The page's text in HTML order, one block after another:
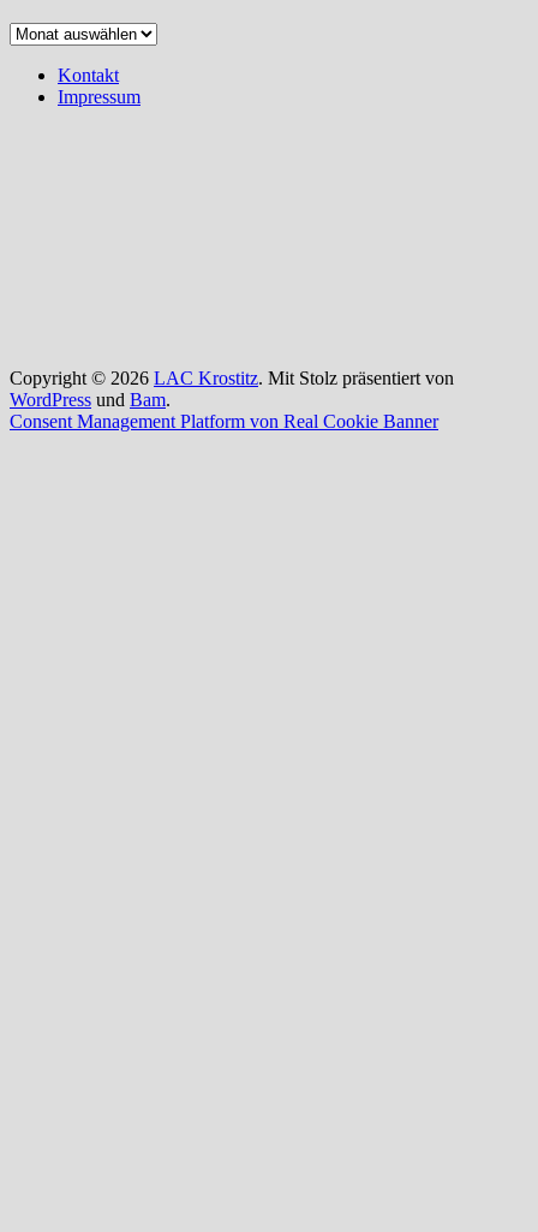
Archiv
Kontakt
Impressum
Copyright © 2026 LAC Krostitz. Mit Stolz präsentiert von
WordPress und Bam.
Consent Management Platform von Real Cookie Banner